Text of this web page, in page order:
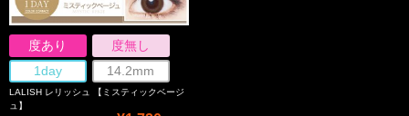
度あり
度無し
1day
14.2mm
LALISH レリッシュ 【ミスティックベージ
ュ】